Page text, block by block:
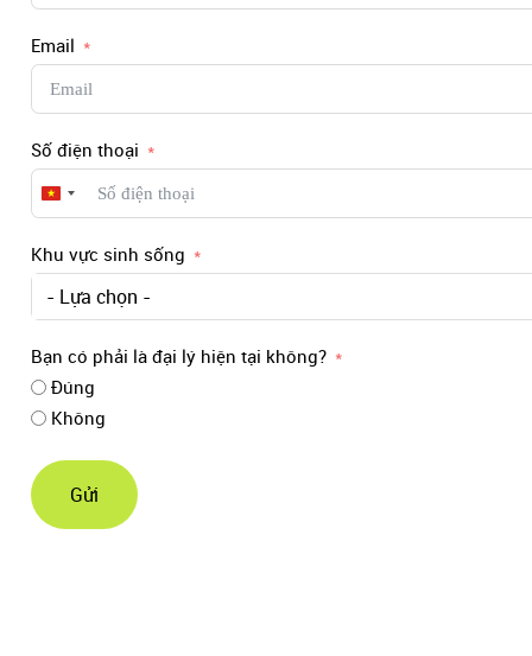
Email
Số điện thoại
Vietnam
+84
Khu vực sinh sống
- Lựa chọn -
Bạn có phải là đại lý hiện tại không?
Đúng
Không
Gửi